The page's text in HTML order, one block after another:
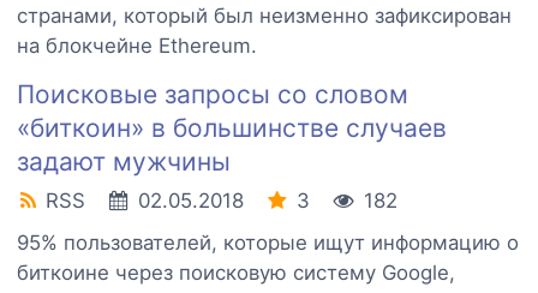
странами, который был неизменно зафиксирован
на блокчейне Ethereum.
Поисковые запросы со словом
«биткоин» в большинстве случаев
задают мужчины
RSS 02.05.2018 3
182
95% пользователей, которые ищут информацию о
биткоине через поисковую систему Google,